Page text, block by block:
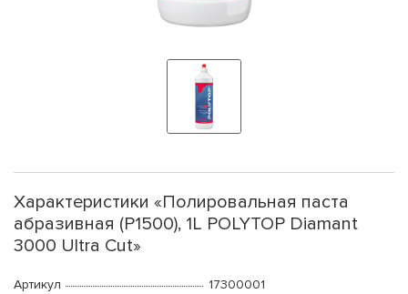
Характеристики «Полировальная паста
абразивная (P1500), 1L POLYTOP Diamant
3000 Ultra Cut»
Артикул
17300001